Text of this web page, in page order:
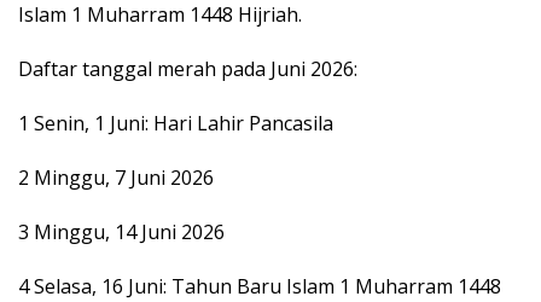
Islam 1 Muharram 1448 Hijriah.
Daftar tanggal merah pada Juni 2026:
1 Senin, 1 Juni: Hari Lahir Pancasila
2 Minggu, 7 Juni 2026
3 Minggu, 14 Juni 2026
4 Selasa, 16 Juni: Tahun Baru Islam 1 Muharram 1448